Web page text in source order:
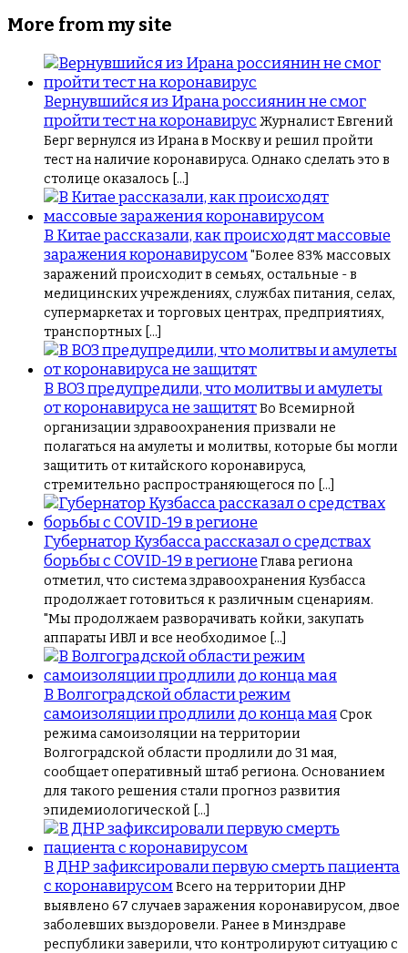
More from my site
Вернувшийся из Ирана россиянин не смог
пройти тест на коронавирус Журналист Евгений
Берг вернулся из Ирана в Москву и решил пройти
тест на наличие коронавируса. Однако сделать это в
столице оказалось […]
В Китае рассказали, как происходят массовые
заражения коронавирусом"Более 83% массовых
заражений происходит в семьях, остальные - в
медицинских учреждениях, службах питания, селах,
супермаркетах и торговых центрах, предприятиях,
транспортных […]
В ВОЗ предупредили, что молитвы и амулеты
от коронавируса не защитятВо Всемирной
организации здравоохранения призвали не
полагаться на амулеты и молитвы, которые бы могли
защитить от китайского коронавируса,
стремительно распространяющегося по […]
Губернатор Кузбасса рассказал о средствах
борьбы с COVID-19 в регионе Глава региона
отметил, что система здравоохранения Кузбасса
продолжает готовиться к различным сценариям.
"Мы продолжаем разворачивать койки, закупать
аппараты ИВЛ и все необходимое […]
В Волгоградской области режим
самоизоляции продлили до конца маяСрок
режима самоизоляции на территории
Волгоградской области продлили до 31 мая,
сообщает оперативный штаб региона. Основанием
для такого решения стали прогноз развития
эпидемиологической […]
В ДНР зафиксировали первую смерть пациента
с коронавирусомВсего на территории ДНР
выявлено 67 случаев заражения коронавирусом, двое
заболевших выздоровели. Ранее в Минздраве
республики заверили, что контролируют ситуацию с